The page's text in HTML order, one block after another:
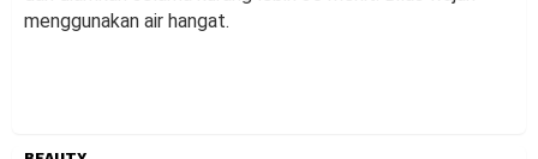
menggunakan air hangat.